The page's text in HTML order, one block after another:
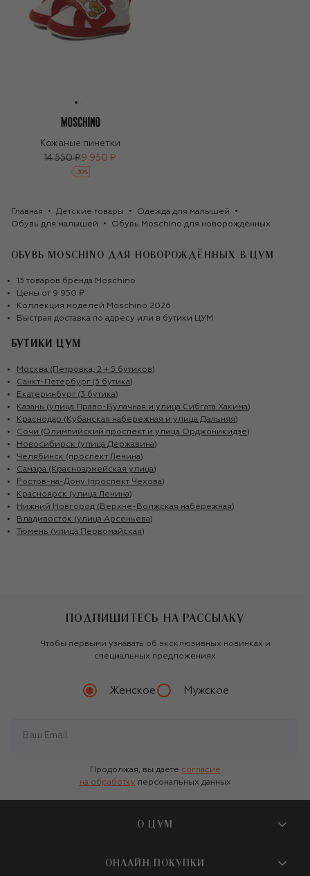
Кожаные пинетки
14 550 ₽9 950 ₽
-30%
Главная Детские товары
Одежда для малышей
Обувь для малышей
Обувь Moschino для новорождённых
ОБУВЬ MOSCHINO ДЛЯ НОВОРОЖДЁННЫХ В ЦУМ
13 товаров бренда Moschino
Цены от 9 950 ₽
Коллекция моделей Moschino 2026
Быстрая доставка по адресу или в бутики ЦУМ
БУТИКИ ЦУМ
Москва (Петровка, 2 + 5 бутиков)
Санкт-Петербург (3 бутика)
Екатеринбург (3 бутика)
Казань (улица Право-Булачная и улица Сибгата Хакима)
Краснодар (Кубанская набережная и улица Дальняя)
Сочи (Олимпийский проспект и улица Орджоникидзе)
Новосибирск (улица Державина)
Челябинск (проспект Ленина)
Самара (Красноармейская улица)
Ростов-на-Дону (проспект Чехова)
Красноярск (улица Ленина)
Нижний Новгород (Верхне-Волжская набережная)
Владивосток (улица Арсеньева)
Тюмень (улица Первомайская)
ПОДПИШИТЕСЬ НА РАССЫЛКУ
Чтобы первыми узнавать об эксклюзивных новинках и
специальных предложениях
Женское Мужское
Продолжая, вы даете согласие
на обработку персональных данных
О ЦУМ
О магазине
ОНЛАЙН ПОКУПКИ